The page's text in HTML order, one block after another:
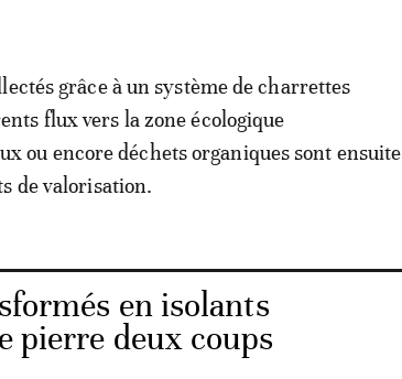
grâce à un système de charrettes
flux vers la zone écologique
ou encore déchets organiques sont ensuite
de valorisation.
en isolants
pierre deux coups